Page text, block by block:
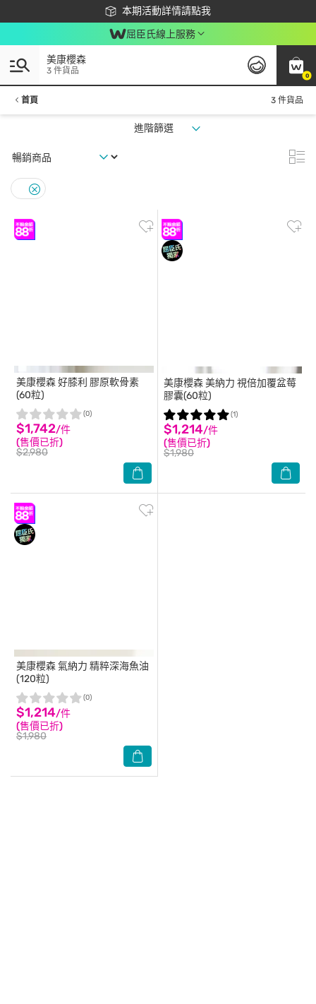
本期活動詳情請點我
下載app最高回饋$350
屈臣氏線上服務
0
美康櫻森
3 件貨品
首頁 3 件貨品
進階篩選
美康櫻森好膝利 膠原軟骨素
(60粒)
$1,742/件
(售價已折)
$2,980
(0)
美康櫻森美納力 視倍加覆盆莓
膠囊(60粒)
$1,214/件
(售價已折)
$1,980
(1)
美康櫻森氣納力 精粹深海魚油
(120粒)
$1,214/件
(售價已折)
$1,980
(0)